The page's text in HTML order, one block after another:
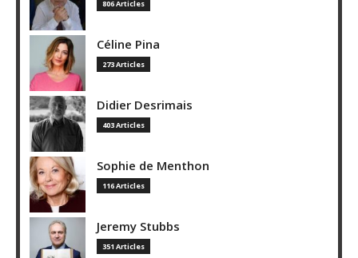
806 Articles
Céline Pina
273 Articles
Didier Desrimais
403 Articles
Sophie de Menthon
116 Articles
Jeremy Stubbs
351 Articles